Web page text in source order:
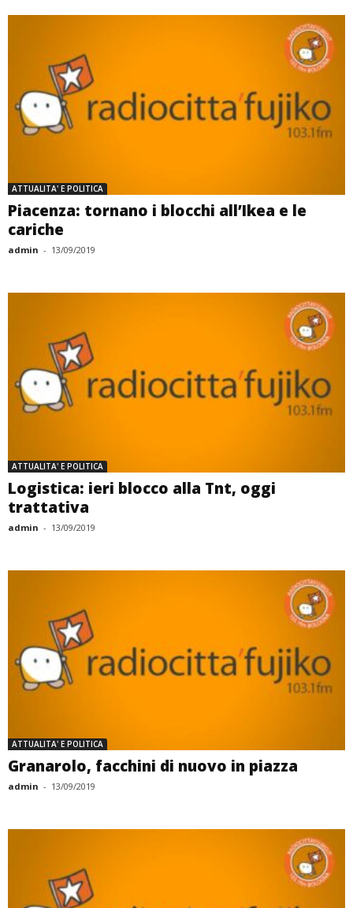
ATTUALITA' E POLITICA
Piacenza: tornano i blocchi all’Ikea e le
cariche
admin - 13/09/2019
ATTUALITA' E POLITICA
Logistica: ieri blocco alla Tnt, oggi
trattativa
admin - 13/09/2019
ATTUALITA' E POLITICA
Granarolo, facchini di nuovo in piazza
admin - 13/09/2019